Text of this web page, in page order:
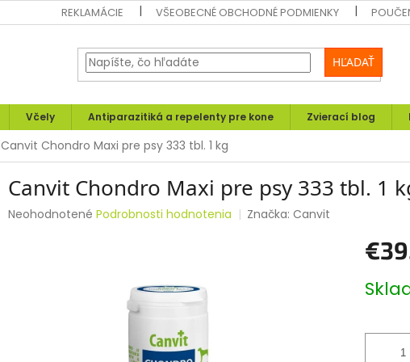
REKLAMÁCIE VŠEOBECNÉ OBCHODNÉ PODMIENKY
HĽADAŤ
Včely Antiparazitiká a repelenty pre kone Zvierací blog
Canvit Chondro Maxi pre psy 333 tbl. 1 kg
Canvit Chondro Maxi pre psy 333 tbl. 1
Priemerné
Neohodnotené Podrobnosti hodnotenia Značka:Canvit
cena: